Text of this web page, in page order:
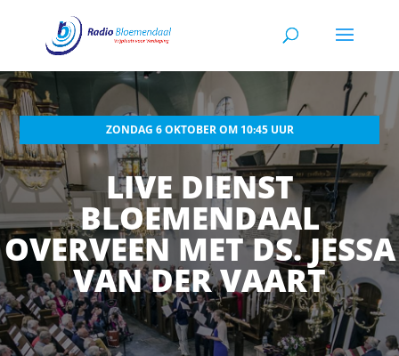
ZONDAG 6 OKTOBER OM 10:45 UUR
LIVE DIENST
BLOEMENDAAL
OVERVEEN MET DS. JESSA
VAN DER VAART